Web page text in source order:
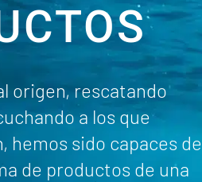
origen, rescatando
a los que
hemos sido capaces de
de productos de una